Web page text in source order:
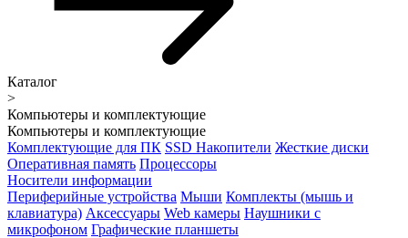
Каталог
>
Компьютеры и комплектующие
Компьютеры и комплектующие
Комплектующие для ПК SSD Накопители Жесткие диски
Оперативная память Процессоры
Носители информации
Периферийные устройства Мыши Комплекты (мышь и
клавиатура) Аксессуары Web камеры Наушники с
микрофоном Графические планшеты